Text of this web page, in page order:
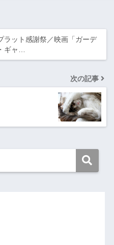
ラット感謝祭／映画「ガーデ
ギャ…
次の記事